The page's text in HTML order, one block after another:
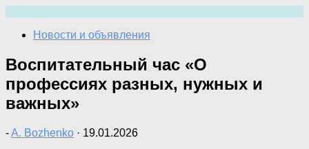
содержимому
Новости и объявления
Воспитательный час «О
профессиях разных, нужных и
важных»
-A. Bozhenko · 19.01.2026